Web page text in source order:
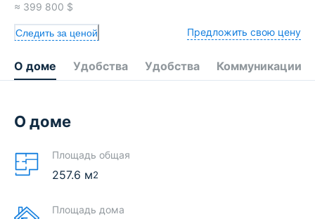
≈ 399 800 $
Следить за ценой Предложить свою цену
О доме Удобства Удобства Коммуникации
О доме
Площадь общая
257.6 м2
Площадь дома